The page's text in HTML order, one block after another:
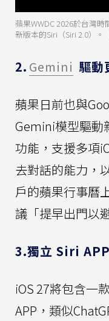
蘋果WWDC 2026於台灣
新版本的Siri（Siri 2.0）。
2. Gemini 驅動
蘋果日前也與
Gemini模型驅動
功能，支援多項
去對話的能力，
戶的蘋果行事曆
議「提早出門以
3.獨立 Siri APP
iOS 27將包含一
APP，類似